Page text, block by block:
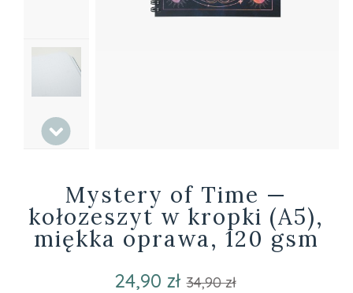
Mystery of Time —
kołozeszyt w kropki (A5),
miękka oprawa, 120 gsm
24,90 zł 34,90 zł